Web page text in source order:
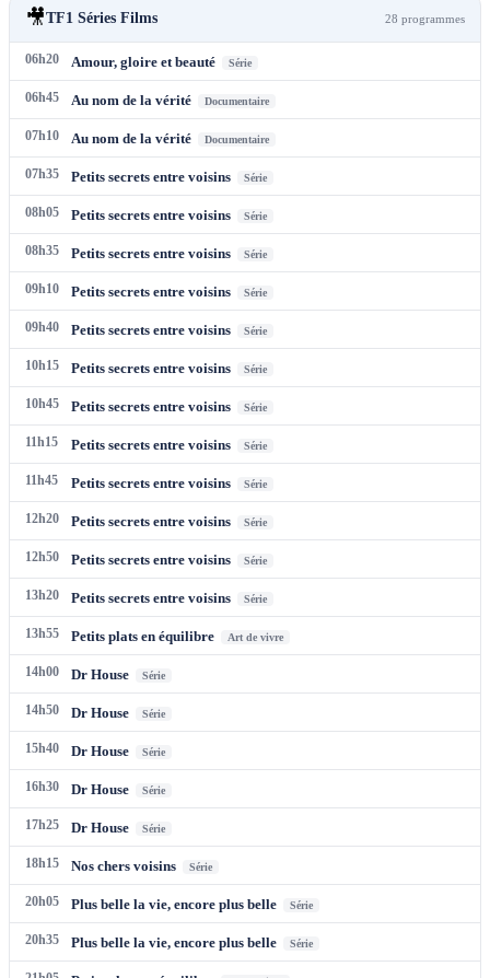
🎥TF1 Séries Films 28 programmes
06h20 Amour, gloire et beauté Série
06h45 Au nom de la vérité Documentaire
07h10 Au nom de la vérité Documentaire
07h35 Petits secrets entre voisins Série
08h05 Petits secrets entre voisins Série
08h35 Petits secrets entre voisins Série
09h10 Petits secrets entre voisins Série
09h40 Petits secrets entre voisins Série
10h15 Petits secrets entre voisins Série
10h45 Petits secrets entre voisins Série
11h15 Petits secrets entre voisins Série
11h45 Petits secrets entre voisins Série
12h20 Petits secrets entre voisins Série
12h50 Petits secrets entre voisins Série
13h20 Petits secrets entre voisins Série
13h55 Petits plats en équilibre Art de vivre
14h00 Dr House Série
14h50 Dr House Série
15h40 Dr House Série
16h30 Dr House Série
17h25 Dr House Série
18h15 Nos chers voisins Série
20h05 Plus belle la vie, encore plus belle Série
20h35 Plus belle la vie, encore plus belle Série